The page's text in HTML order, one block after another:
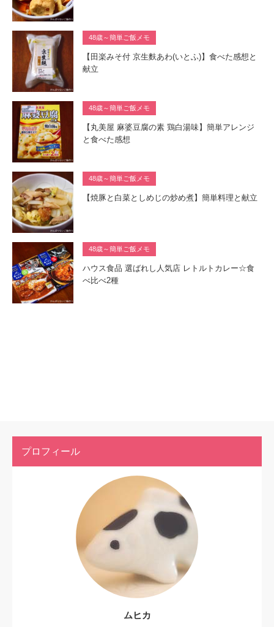
48歳～簡単ご飯メモ
【田楽みそ付 京生麩あわ(いとふ)】食べた感想と
献立
48歳～簡単ご飯メモ
【丸美屋 麻婆豆腐の素 鶏白湯味】簡単アレンジ
と食べた感想
48歳～簡単ご飯メモ
【焼豚と白菜としめじの炒め煮】簡単料理と献立
48歳～簡単ご飯メモ
ハウス食品 選ばれし人気店 レトルトカレー☆食
べ比べ2種
プロフィール
ムヒカ